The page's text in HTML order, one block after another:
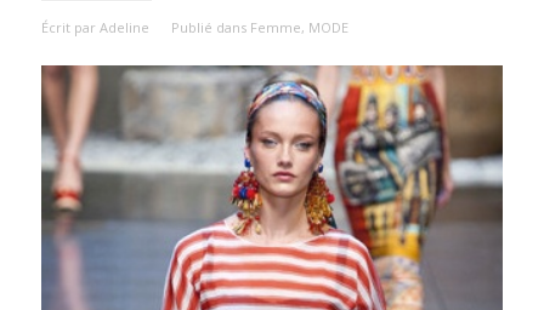
Écrit par Adeline Publié dans Femme, MODE